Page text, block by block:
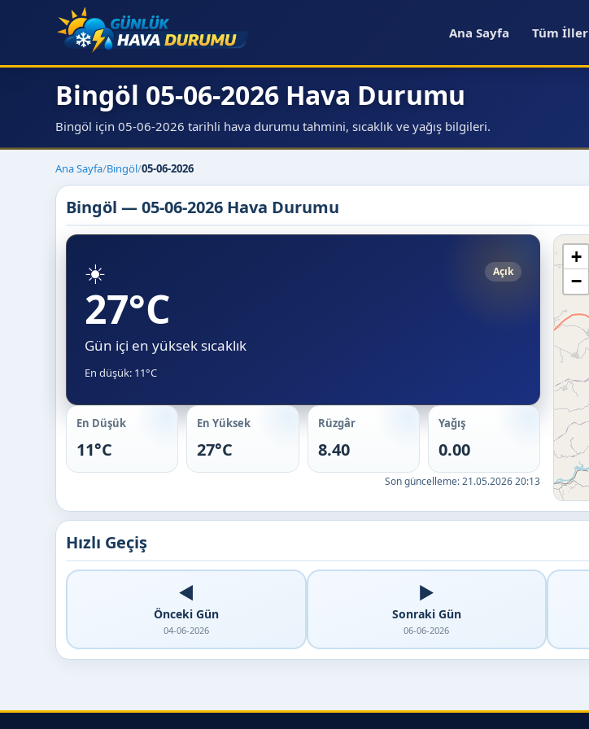
Ana Sayfa Tüm İller
Bingöl 05-06-2026 Hava Durumu
Bingöl için 05-06-2026 tarihli hava durumu tahmini, sıcaklık ve yağış bilgileri.
Ana Sayfa/Bingöl/05-06-2026
Bingöl — 05-06-2026 Hava Durumu
☀️ Açık
27°C
Gün içi en yüksek sıcaklık
En düşük: 11°C
En Düşük
11°C
En Yüksek
27°C
Rüzgâr
8.40
Yağış
0.00
Son güncelleme:21.05.2026 20:13
+
−
Hızlı Geçiş
◀️
Önceki Gün
04-06-2026
▶️
Sonraki Gün
06-06-2026